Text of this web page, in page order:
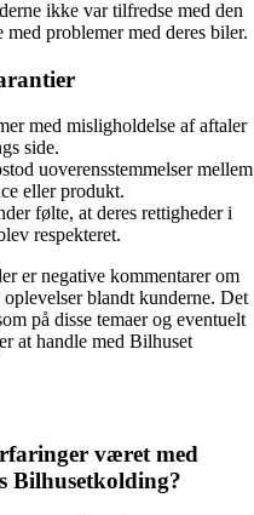
ikke var tilfredse med den
problemer med deres biler.
med misligholdelse af aftaler
side.
uoverensstemmelser mellem
eller produkt.
følte, at deres rettigheder i
respekteret.
er negative kommentarer om
blandt kunderne. Det
på disse temaer og eventuelt
at handle med Bilhuset
været med
Bilhusetkolding?